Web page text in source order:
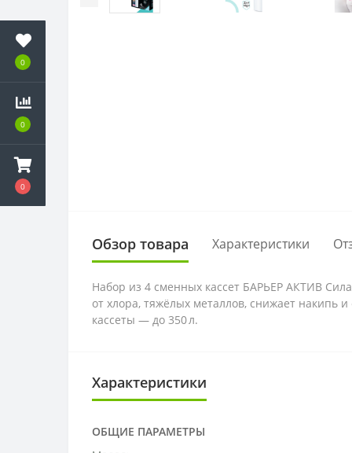
0
0
0
Обзор товара Характеристики
Набор из 4 сменных кассет БАРЬЕР АКТИВ
от хлора, тяжёлых металлов, снижает накипь
кассеты — до 350 л.
Характеристики
ОБЩИЕ ПАРАМЕТРЫ